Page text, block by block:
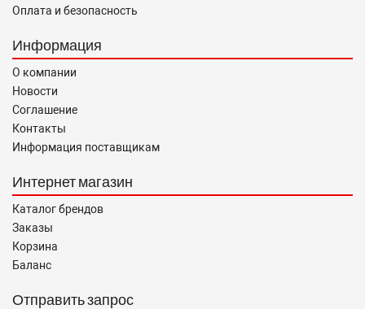
Оплата и безопасность
Информация
О компании
Новости
Соглашение
Контакты
Информация поставщикам
Интернет магазин
Каталог брендов
Заказы
Корзина
Баланс
Отправить запрос